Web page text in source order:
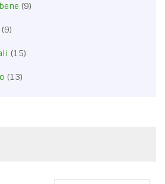
(9)
(9)
(15)
(13)